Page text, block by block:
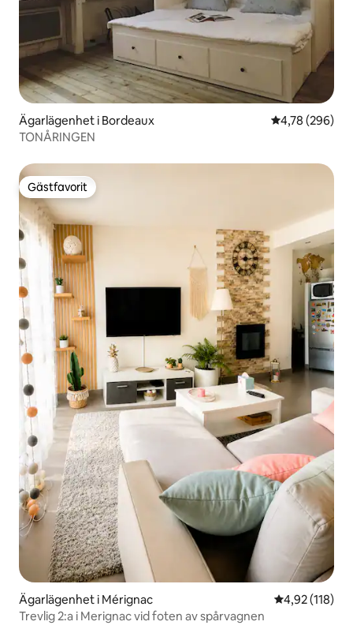
Ägarlägenhet i Bordeaux 4,78 av 5 i
4,78 (296)
TONÅRINGEN
Gästfavorit
Gästfavorit
Ägarlägenhet i Mérignac 4,92 av 5 i
4,92 (118)
Trevlig 2:a i Merignac vid foten av spårvagnen